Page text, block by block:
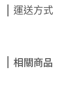
運送方式
相關商品